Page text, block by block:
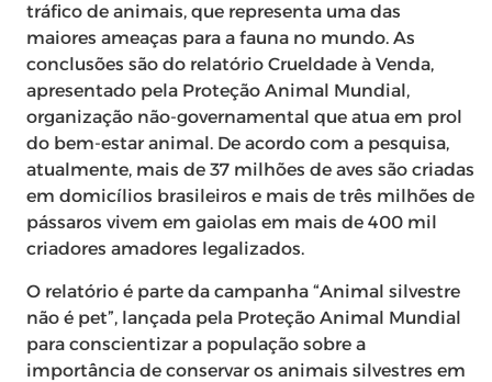
tráfico de animais, que representa uma das
maiores ameaças para a fauna no mundo. As
conclusões são do relatório Crueldade à Venda,
apresentado pela Proteção Animal Mundial,
organização não-governamental que atua em prol
do bem-estar animal. De acordo com a pesquisa,
atualmente, mais de 37 milhões de aves são criadas
em domicílios brasileiros e mais de três milhões de
pássaros vivem em gaiolas em mais de 400 mil
criadores amadores legalizados.
O relatório é parte da campanha “Animal silvestre
não é pet”, lançada pela Proteção Animal Mundial
para conscientizar a população sobre a
importância de conservar os animais silvestres em